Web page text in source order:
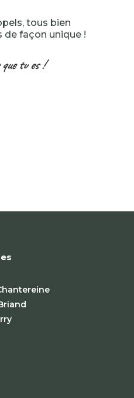
tous bien
façon unique !
tu es !